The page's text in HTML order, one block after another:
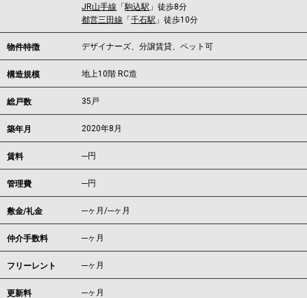
JR山手線 「駒込駅 」徒歩8分
都営三田線 「千石駅 」徒歩10分
物件特徴 デザイナーズ、分譲賃貸、ペット可
構造規模 地上10階 RC造
総戸数 35戸
築年月 2020年8月
賃料 ---円
管理費 ---円
敷金/礼金 ---ヶ月/---ヶ月
仲介手数料 ---ヶ月
フリーレント ---ヶ月
更新料 ---ヶ月